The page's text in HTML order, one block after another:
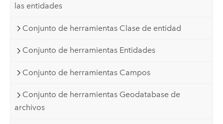
las entidades
Conjunto de herramientas Clase de entidad
Conjunto de herramientas Entidades
Conjunto de herramientas Campos
Conjunto de herramientas Geodatabase de
archivos